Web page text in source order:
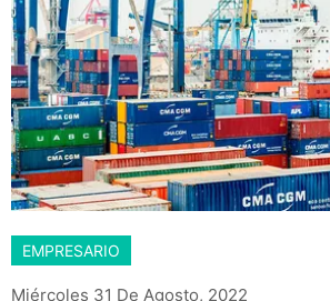
EMPRESARIO
Miércoles 31 De Agosto, 2022